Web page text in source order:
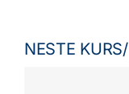
NESTE